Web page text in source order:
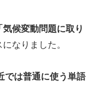
気候変動問題に取り
なりました。
では普通に使う単語